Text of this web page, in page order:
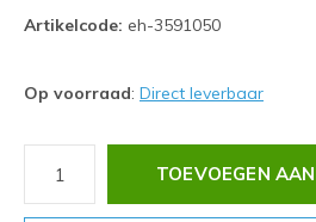
Artikelcode: eh-3591050
Op voorraad: Direct leverbaar
TOEVOEGEN